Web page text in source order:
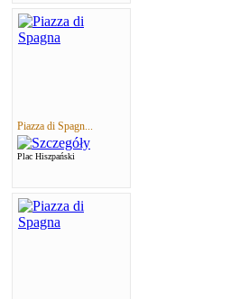
Piazza di Spagn...
Plac Hiszpański